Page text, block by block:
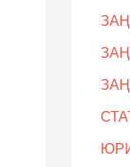
ЗАҢ
ЗАҢ
ЗАҢ